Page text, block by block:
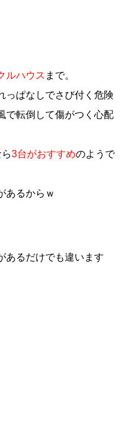
ルハウス まで。
っぱなしでさび付く危険
で転倒して傷がつく心配
3台がおすすめのようで
あるからｗ
あるだけでも違います